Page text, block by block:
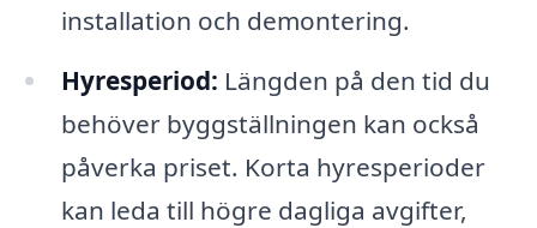
installation och demontering.
Hyresperiod: Längden på den tid du
behöver byggställningen kan också
påverka priset. Korta hyresperioder
kan leda till högre dagliga avgifter,